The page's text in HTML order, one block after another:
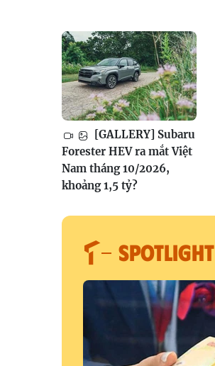
[GALLERY] Subaru
Forester HEV ra mắt Việt
Nam tháng 10/2026,
khoảng 1,5 tỷ?
SPOTLIGHT